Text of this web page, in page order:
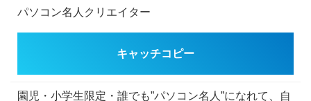
パソコン名人クリエイター
キャッチコピー
園児・小学生限定・誰でも”パソコン名人”になれて、自